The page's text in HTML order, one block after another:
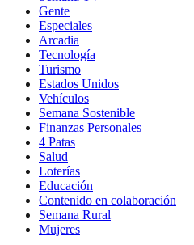
Gente
Especiales
Arcadia
Tecnología
Turismo
Estados Unidos
Vehículos
Semana Sostenible
Finanzas Personales
4 Patas
Salud
Loterías
Educación
Contenido en colaboración
Semana Rural
Mujeres